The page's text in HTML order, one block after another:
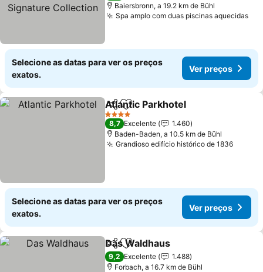
Baiersbronn, a 19.2 km de Bühl
Spa amplo com duas piscinas aquecidas
Selecione as datas para ver os preços
exatos.
Ver preços
PartilharAdicionar aos favoritos
Atlantic Parkhotel
4 Estrelas
8,7 Excelente
1.460
Baden-Baden, a 10.5 km de Bühl
Grandioso edifício histórico de 1836
Selecione as datas para ver os preços
exatos.
Ver preços
PartilharAdicionar aos favoritos
Das Waldhaus
9,2 Excelente
1.488
Forbach, a 16.7 km de Bühl